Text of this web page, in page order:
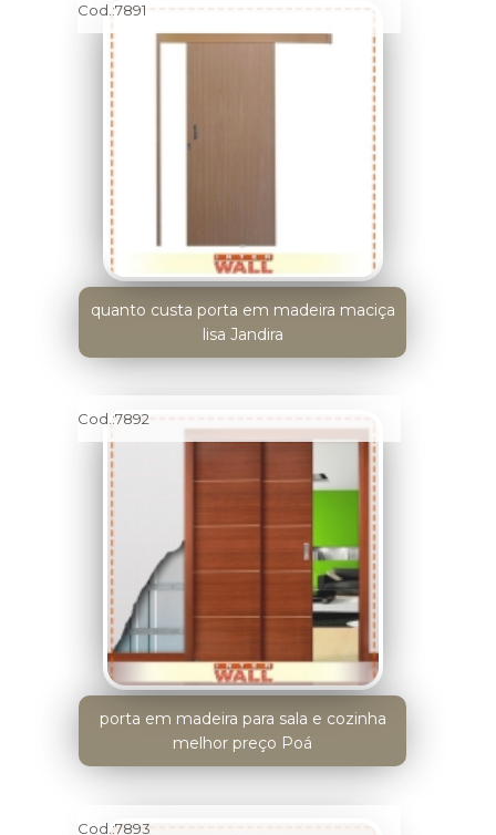
Cod.:7891
quanto custa porta em madeira maciça
lisa Jandira
Cod.:7892
porta em madeira para sala e cozinha
melhor preço Poá
Cod.:7893